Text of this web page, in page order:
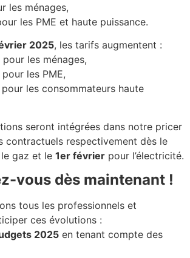
les ménages,
les PME et haute puissance.
2025, les tarifs augmentent :
pour les ménages,
pour les PME,
pour les consommateurs haute
seront intégrées dans notre pricer
contractuels respectivement dès le
gaz et le 1er février pour l’électricité.
vous dès maintenant !
tous les professionnels et
ces évolutions :
2025 en tenant compte des